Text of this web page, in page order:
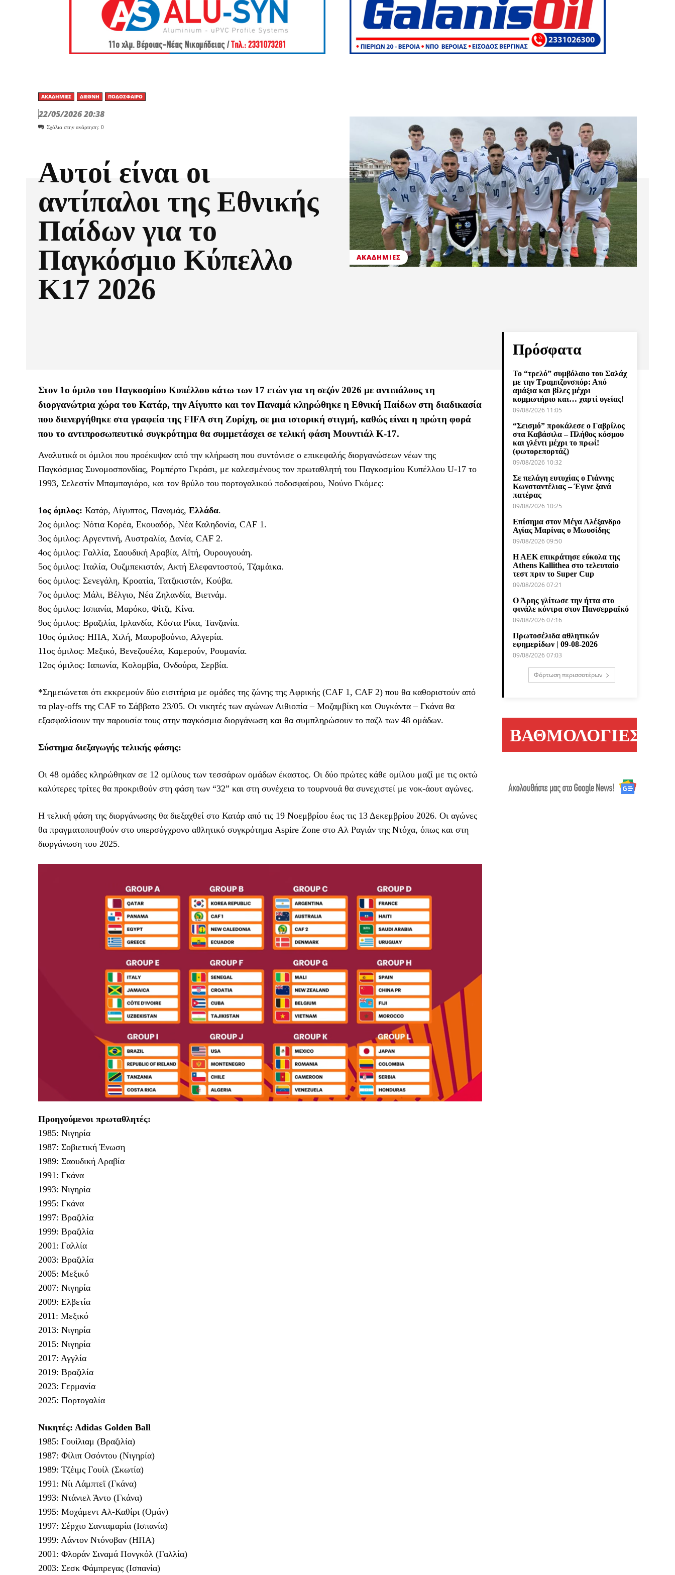
ΑΚΑΔΗΜΊΕΣ ΔΙΕΘΝΉ ΠΟΔΌΣΦΑΙΡΟ
22/05/2026 20:38
Σχόλια στην ανάρτηση: 0
Αυτοί είναι οι
αντίπαλοι της Εθνικής
Παίδων για το
Παγκόσμιο Κύπελλο
Κ17 2026
ΑΚΑΔΗΜΊΕΣ
Στον 1ο όμιλο του Παγκοσμίου Κυπέλλου κάτω των 17 ετών για τη σεζόν 2026 με αντιπάλους τη
διοργανώτρια χώρα του Κατάρ, την Αίγυπτο και τον Παναμά κληρώθηκε η Εθνική Παίδων στη διαδικασία
που διενεργήθηκε στα γραφεία της FIFA στη Ζυρίχη, σε μια ιστορική στιγμή, καθώς είναι η πρώτη φορά
που το αντιπροσωπευτικό συγκρότημα θα συμμετάσχει σε τελική φάση Μουντιάλ Κ-17.
Αναλυτικά οι όμιλοι που προέκυψαν από την κλήρωση που συντόνισε ο επικεφαλής διοργανώσεων νέων της
Παγκόσμιας Συνομοσπονδίας, Ρομπέρτο Γκράσι, με καλεσμένους τον πρωταθλητή του Παγκοσμίου Κυπέλλου U-17 το
1993, Σελεστίν Μπαμπαγιάρο, και τον θρύλο του πορτογαλικού ποδοσφαίρου, Νούνο Γκόμες:
1ος όμιλος: Κατάρ, Αίγυπτος, Παναμάς, Ελλάδα.
2ος όμιλος: Νότια Κορέα, Εκουαδόρ, Νέα Καληδονία, CAF 1.
3ος όμιλος: Αργεντινή, Αυστραλία, Δανία, CAF 2.
4ος όμιλος: Γαλλία, Σαουδική Αραβία, Αϊτή, Ουρουγουάη.
5ος όμιλος: Ιταλία, Ουζμπεκιστάν, Ακτή Ελεφαντοστού, Τζαμάικα.
6ος όμιλος: Σενεγάλη, Κροατία, Τατζικιστάν, Κούβα.
7ος όμιλος: Μάλι, Βέλγιο, Νέα Ζηλανδία, Βιετνάμ.
8ος όμιλος: Ισπανία, Μαρόκο, Φίτζι, Κίνα.
9ος όμιλος: Βραζιλία, Ιρλανδία, Κόστα Ρίκα, Τανζανία.
10ος όμιλος: ΗΠΑ, Χιλή, Μαυροβούνιο, Αλγερία.
11ος όμιλος: Μεξικό, Βενεζουέλα, Καμερούν, Ρουμανία.
12ος όμιλος: Ιαπωνία, Κολομβία, Ονδούρα, Σερβία.
*Σημειώνεται ότι εκκρεμούν δύο εισιτήρια με ομάδες της ζώνης της Αφρικής (CAF 1, CAF 2) που θα καθοριστούν από
τα play-offs της CAF το Σάββατο 23/05. Οι νικητές των αγώνων Αιθιοπία – Μοζαμβίκη και Ουγκάντα – Γκάνα θα
εξασφαλίσουν την παρουσία τους στην παγκόσμια διοργάνωση και θα συμπληρώσουν το παζλ των 48 ομάδων.
Σύστημα διεξαγωγής τελικής φάσης:
Οι 48 ομάδες κληρώθηκαν σε 12 ομίλους των τεσσάρων ομάδων έκαστος. Οι δύο πρώτες κάθε ομίλου μαζί με τις οκτώ
καλύτερες τρίτες θα προκριθούν στη φάση των “32” και στη συνέχεια το τουρνουά θα συνεχιστεί με νοκ-άουτ αγώνες.
Η τελική φάση της διοργάνωσης θα διεξαχθεί στο Κατάρ από τις 19 Νοεμβρίου έως τις 13 Δεκεμβρίου 2026. Οι αγώνες
θα πραγματοποιηθούν στο υπερσύγχρονο αθλητικό συγκρότημα Aspire Zone στο Αλ Ραγιάν της Ντόχα, όπως και στη
διοργάνωση του 2025.
Προηγούμενοι πρωταθλητές:
1985: Νιγηρία
1987: Σοβιετική Ένωση
1989: Σαουδική Αραβία
1991: Γκάνα
1993: Νιγηρία
1995: Γκάνα
1997: Βραζιλία
1999: Βραζιλία
2001: Γαλλία
2003: Βραζιλία
2005: Μεξικό
2007: Νιγηρία
2009: Ελβετία
2011: Μεξικό
2013: Νιγηρία
2015: Νιγηρία
2017: Αγγλία
2019: Βραζιλία
2023: Γερμανία
2025: Πορτογαλία
Νικητές: Αdidas Golden Ball
1985: Γουίλιαμ (Βραζιλία)
1987: Φίλιπ Οσόντου (Νιγηρία)
1989: Τζέιμς Γουίλ (Σκωτία)
1991: Νίι Λάμπτεϊ (Γκάνα)
1993: Ντάνιελ Άντο (Γκάνα)
1995: Μοχάμεντ Αλ-Καθίρι (Ομάν)
1997: Σέρχιο Σανταμαρία (Ισπανία)
1999: Λάντον Ντόνοβαν (ΗΠΑ)
2001: Φλοράν Σιναμά Πονγκόλ (Γαλλία)
2003: Σεσκ Φάμπρεγας (Ισπανία)
Πρόσφατα
Το “τρελό” συμβόλαιο του Σαλάχ
με την Τραμπζονσπόρ: Από
αμάξια και βίλες μέχρι
κομμωτήριο και… χαρτί υγείας!
09/08/2026 11:05
“Σεισμό” προκάλεσε ο Γαβρίλος
στα Καβάσιλα – Πλήθος κόσμου
και γλέντι μέχρι το πρωί!
(φωτορεπορτάζ)
09/08/2026 10:32
Σε πελάγη ευτυχίας ο Γιάννης
Κωνσταντέλιας – Έγινε ξανά
πατέρας
09/08/2026 10:25
Επίσημα στον Μέγα Αλέξανδρο
Αγίας Μαρίνας ο Μωυσίδης
09/08/2026 09:50
Η ΑΕΚ επικράτησε εύκολα της
Athens Kallithea στο τελευταίο
τεστ πριν το Super Cup
09/08/2026 07:21
Ο Άρης γλίτωσε την ήττα στο
φινάλε κόντρα στον Πανσερραϊκό
09/08/2026 07:16
Πρωτοσέλιδα αθλητικών
εφημερίδων | 09-08-2026
09/08/2026 07:03
Φόρτωση περισσοτέρων
ΒΑΘΜΟΛΟΓΙΕΣ